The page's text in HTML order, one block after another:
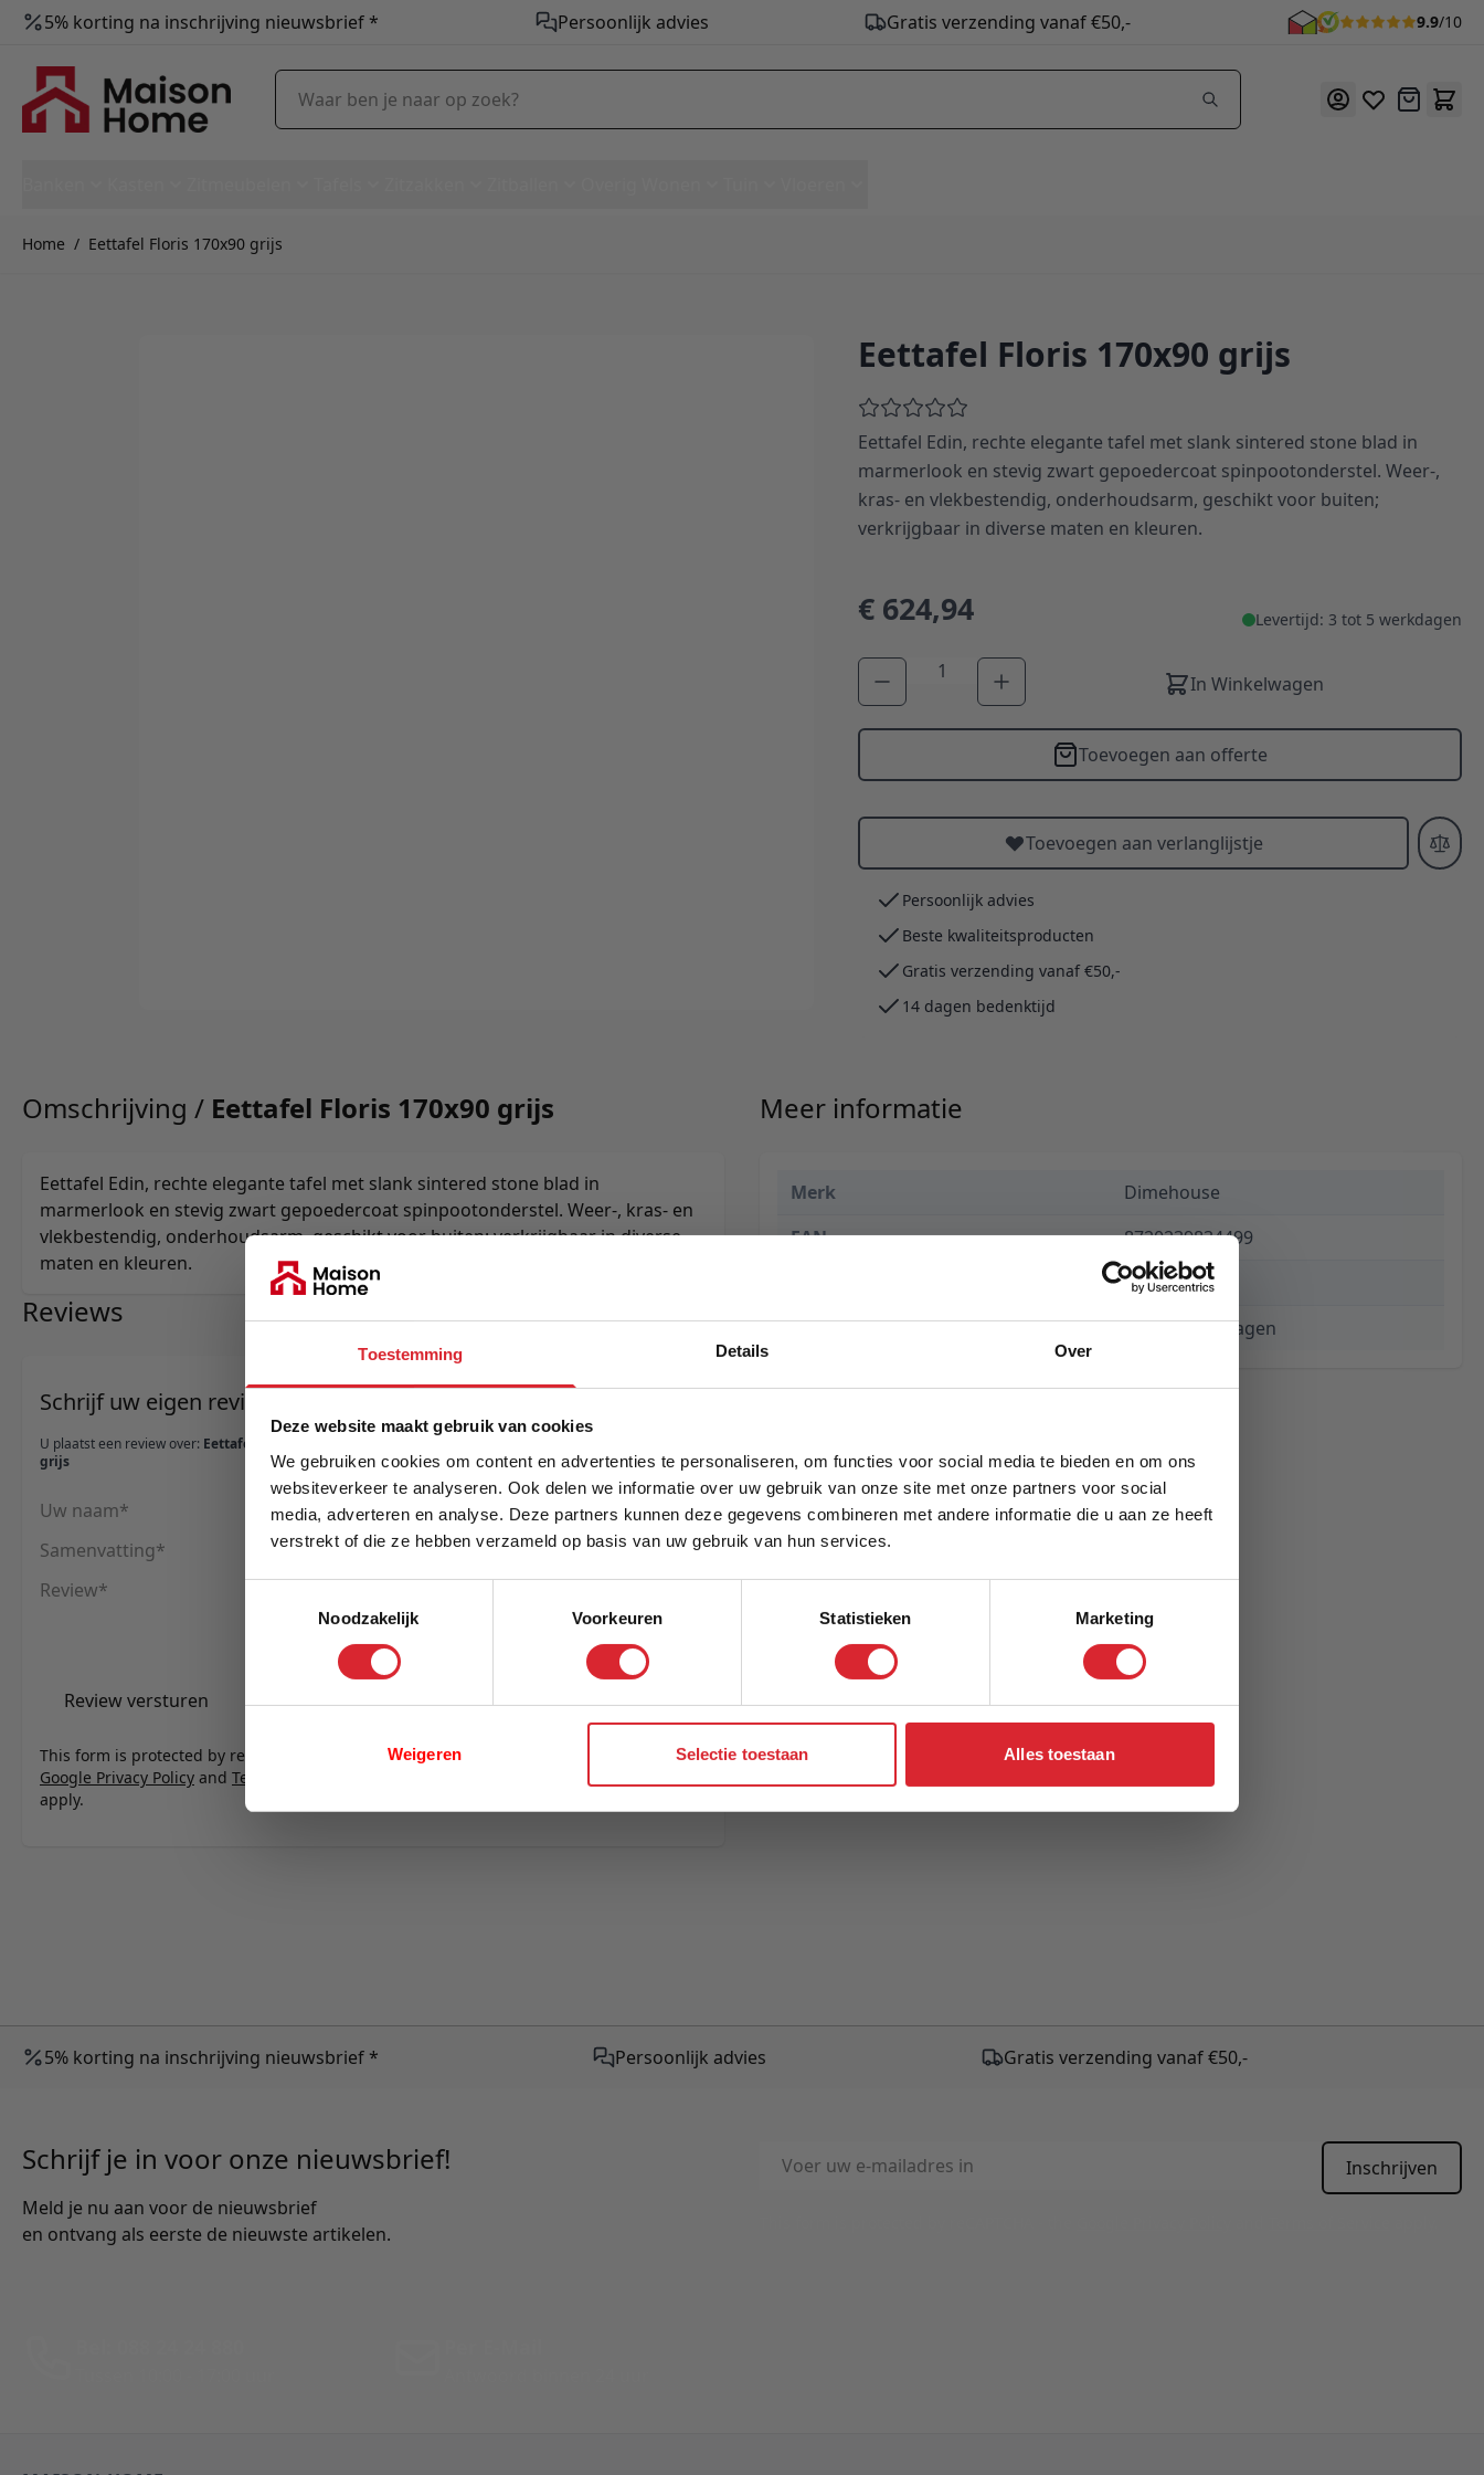
Toestemming Details Over
Deze website maakt gebruik van cookies
We gebruiken cookies om content en advertenties te personaliseren, om functies voor social media te bieden en om ons
websiteverkeer te analyseren. Ook delen we informatie over uw gebruik van onze site met onze partners voor social
media, adverteren en analyse. Deze partners kunnen deze gegevens combineren met andere informatie die u aan ze heeft
verstrekt of die ze hebben verzameld op basis van uw gebruik van hun services.
Noodzakelijk
Voorkeuren Statistieken Marketing
Weigeren Selectie toestaan Alles toestaan
5% korting na inschrijving nieuwsbrief * Persoonlijk advies Gratis verzending vanaf €50,- 9.9/10
Offerte
Waar ben je naar op zoek?
Home / Eettafel Floris 170x90 grijs
Eettafel Floris 170x90 grijs
Eettafel Edin, rechte elegante tafel met slank sintered stone blad in
marmerlook en stevig zwart gepoedercoat spinpootonderstel. Weer-,
kras- en vlekbestendig, onderhoudsarm, geschikt voor buiten;
verkrijgbaar in diverse maten en kleuren.
€ 624,94 Levertijd: 3 tot 5 werkdagen
Aantal
In Winkelwagen
Toevoegen aan offerte
Toevoegen aan verlanglijstje
Persoonlijk advies
Beste kwaliteitsproducten
Gratis verzending vanaf €50,-
14 dagen bedenktijd
Omschrijving / Eettafel Floris 170x90 grijs
Eettafel Edin, rechte elegante tafel met slank sintered stone blad in
marmerlook en stevig zwart gepoedercoat spinpootonderstel. Weer-, kras- en
vlekbestendig, onderhoudsarm, geschikt voor buiten; verkrijgbaar in diverse
maten en kleuren.
Reviews
Schrijf uw eigen review
U plaatst een review over: Eettafel Floris 170x90
grijs
Uw naam
Samenvatting
Review
Review versturen
This form is protected by reCAPTCHA - the
Google Privacy Policy and Terms of Service
apply.
Meer informatie
Merk
Dimehouse
EAN
8720239834499
€ 624,94
Levertijd
3 tot 5 werkdagen
5% korting na inschrijving nieuwsbrief * Persoonlijk advies Gratis verzending vanaf €50,-
Schrijf je in voor onze nieuwsbrief!
Meld je nu aan voor de nieuwsbrief
en ontvang als eerste de nieuwste artikelen.
E-mailadres
Inschrijven
5% Korting
Schrijf je in en ontvang direct een kortingscode